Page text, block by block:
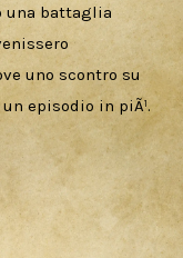
una battaglia
uno scontro su
episodio in piÃ¹.